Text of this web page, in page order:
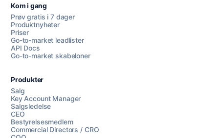
Kom i gang
Prøv gratis i 7 dager
Produktnyheter
Priser
Go-to-market leadlister
API Docs
Go-to-market skabeloner
Produkter
Salg
Key Account Manager
Salgsledelse
CEO
Bestyrelsesmedlem
Commercial Directors / CRO